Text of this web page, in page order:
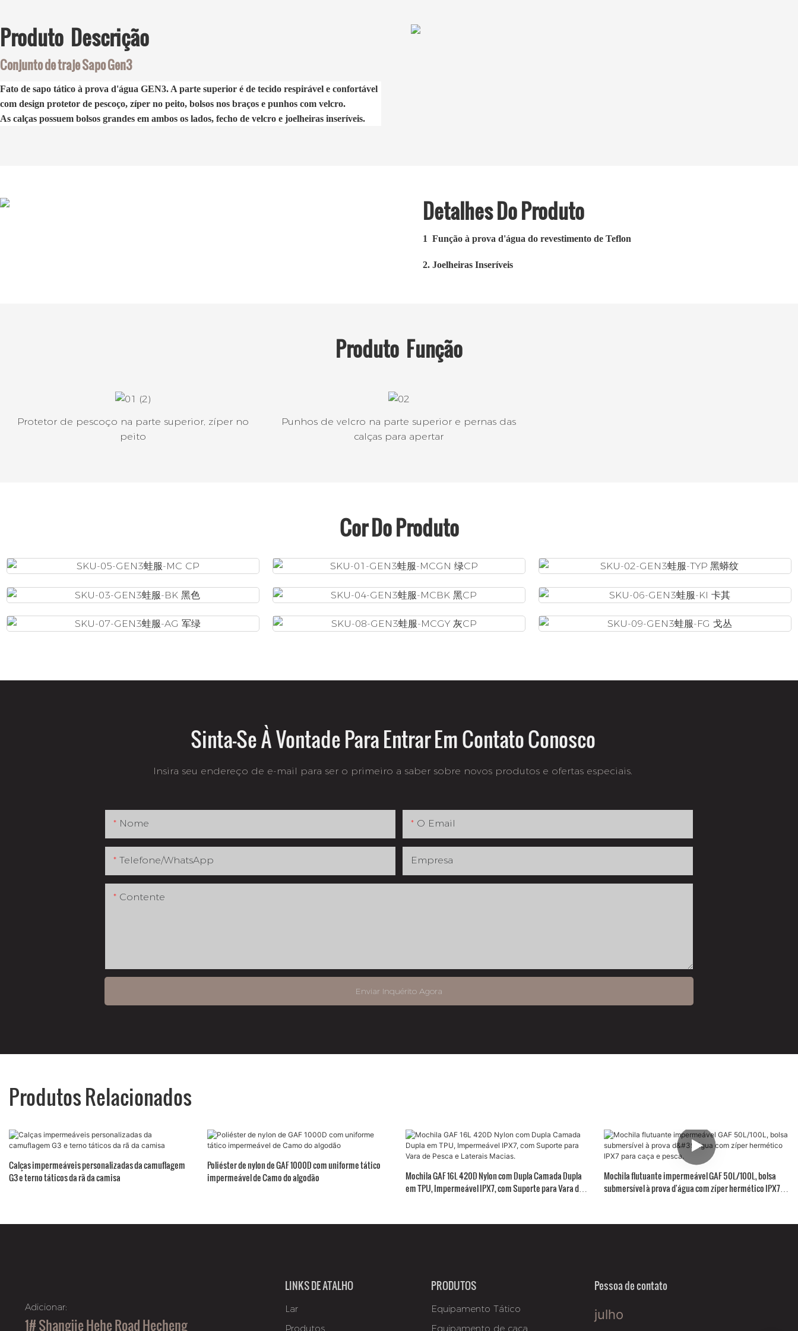
Produto Descrição
Conjunto de traje Sapo Gen3
Fato de sapo tático à prova d'água GEN3. A parte superior é de tecido respirável e confortável
com design protetor de pescoço, zíper no peito, bolsos nos braços e punhos com velcro.
As calças possuem bolsos grandes em ambos os lados, fecho de velcro e joelheiras inseríveis.
Detalhes Do Produto
1 Função à prova d'água do revestimento de Teflon
2.Joelheiras Inseríveis
Produto Função
Protetor de pescoço na parte superior, zíper no
peito
Punhos de velcro na parte superior e pernas das
calças para apertar
Cor Do Produto
Sinta-Se À Vontade Para Entrar Em Contato Conosco
Insira seu endereço de e-mail para ser o primeiro a saber sobre novos produtos e ofertas especiais.
Nome O Email
Telefone/whatsApp Empresa
Contente
Enviar Inquérito Agora
Produtos Relacionados
Calças impermeáveis ​​personalizadas da camuflagem
G3 e terno táticos da rã da camisa
Poliéster de nylon de GAF 1000D com uniforme tático
impermeável de Camo do algodão
Mochila GAF 16L 420D Nylon com Dupla Camada Dupla
em TPU, Impermeável IPX7, com Suporte para Vara de
Mochila flutuante impermeável GAF 50L/100L, bolsa
submersível à prova d'água com zíper hermético IPX7
Adicionar:
1# Shangjie Hehe Road Hecheng
LINKS DE ATALHO
Lar
Produtos
PRODUTOS
Equipamento Tático
Equipamento de caça
Pessoa de contato
julho